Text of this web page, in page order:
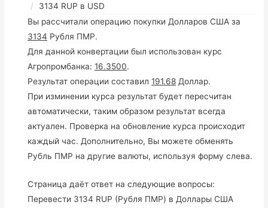
3134 RUP в USD
Вы рассчитали операцию покупки Долларов США за
3134 Рубля ПМР.
Для данной конвертации был использован курс
Агропромбанка:16.3500.
Результат операции составил191.68 Доллар.
При изминении курса результат будет пересчитан
автоматически, таким образом результат всегда
актуален. Проверка на обновление курса происходит
каждый час. Дополнительно, Вы можете обменять
Рубль ПМР на другие валюты, используя форму слева.
Страница даёт ответ на следующие вопросы:
Перевести 3134 RUP (Рубля ПМР) в Доллары США